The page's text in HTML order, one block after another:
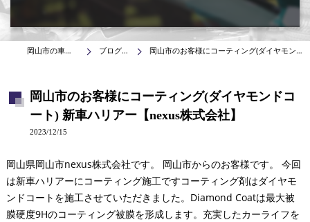
岡山市の車はnexus株式会社 ブログ(施工事例) 岡山市のお客様にコーティング(ダイヤモンドコート) 新車ハリアー【nexus株式会社】
岡山市のお客様にコーティング(ダイヤモンドコ
ート) 新車ハリアー【nexus株式会社】
2023/12/15
岡山県岡山市nexus株式会社です。 岡山市からのお客様です。 今回
は新車ハリアーにコーティング施工ですコーティング剤はダイヤモ
ンドコートを施工させていただきました。Diamond Coatは最大被
膜硬度9Hのコーティング被膜を形成します。充実したカーライフを